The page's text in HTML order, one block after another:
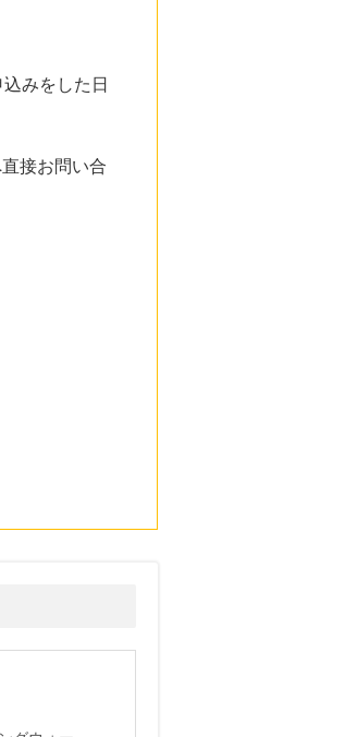
みをした日
接お問い合